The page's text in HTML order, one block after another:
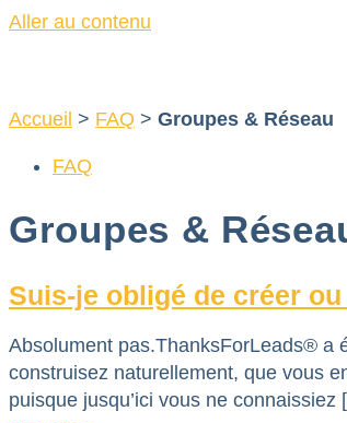
Aller au contenu
Accueil > FAQ > Groupes & Réseau
FAQ
Groupes &
Suis-je obligé de créer
Absolument pas.ThanksForLeads® a
construisez naturellement, que vous
puisque jusqu’ici vous ne